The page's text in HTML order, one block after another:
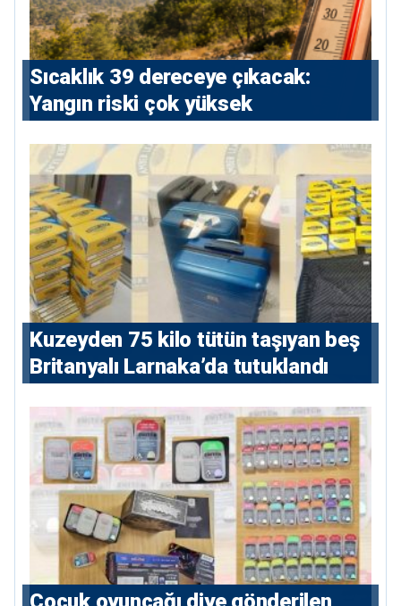
Sıcaklık 39 dereceye çıkacak:
Yangın riski çok yüksek
Kuzeyden 75 kilo tütün taşıyan beş
Britanyalı Larnaka’da tutuklandı